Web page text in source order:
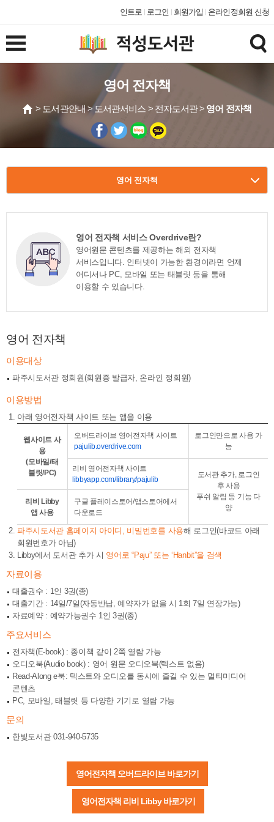
인트로 로그인 회원가입 온라인정회원 신청
영어 전자책
> 도서관안내 > 도서관서비스 > 전자도서관 > 영어 전자책
영어 전자책
영어 전자책 서비스 Overdrive란?
영어원문 콘텐츠를 제공하는 해외 전자책
서비스입니다. 인터넷이 가능한 환경이라면 언제
어디서나 PC, 모바일 또는 태블릿 등을 통해
이용할 수 있습니다.
영어 전자책
이용대상
파주시도서관 정회원(회원증 발급자, 온라인 정회원)
이용방법
아래 영어전자책 사이트 또는 앱을 이용
웹사이트 사
용
(모바일/태
블릿/PC)
오버드라이브 영어전자책 사이트
pajulib.overdrive.com
로그인만으로 사용 가
능
리비 영어전자책 사이트
libbyapp.com/library/pajulib
도서관 추가, 로그인
후 사용
푸쉬 알림 등 기능 다
양
리비 Libby
앱 사용
구글 플레이스토어/앱스토어에서
다운로드
파주시도서관 홈페이지 아이디, 비밀번호를 사용해 로그인(바코드 아래
회원번호가 아님)
Libby에서 도서관 추가 시 영어로 “Paju” 또는 ‘Hanbit”을 검색
자료이용
대출권수 : 1인 3권(종)
대출기간 : 14일/7일(자동반납, 예약자가 없을 시 1회 7일 연장가능)
자료예약 : 예약가능권수 1인 3권(종)
주요서비스
전자책(E-book) : 종이책 같이 2쪽 열람 가능
오디오북(Audio book) : 영어 원문 오디오북(텍스트 없음)
Read-Along e북: 텍스트와 오디오를 동시에 즐길 수 있는 멀티미디어
콘텐츠
PC, 모바일, 태블릿 등 다양한 기기로 열람 가능
문의
한빛도서관 031-940-5735
영어전자책 오버드라이브 바로가기
영어전자책 리비 Libby 바로가기